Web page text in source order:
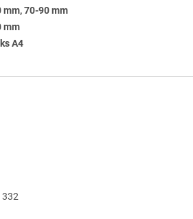
mm, 70-90 mm
mm
A4
332